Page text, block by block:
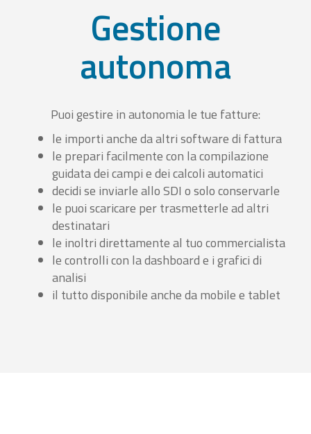
Gestione
autonoma
Puoi gestire in autonomia le tue fatture:
le importi anche da altri software di fattura
le prepari facilmente con la compilazione
guidata dei campi e dei calcoli automatici
decidi se inviarle allo SDI o solo conservarle
le puoi scaricare per trasmetterle ad altri
destinatari
le inoltri direttamente al tuo commercialista
le controlli con la dashboard e i grafici di
analisi
il tutto disponibile anche da mobile e tablet